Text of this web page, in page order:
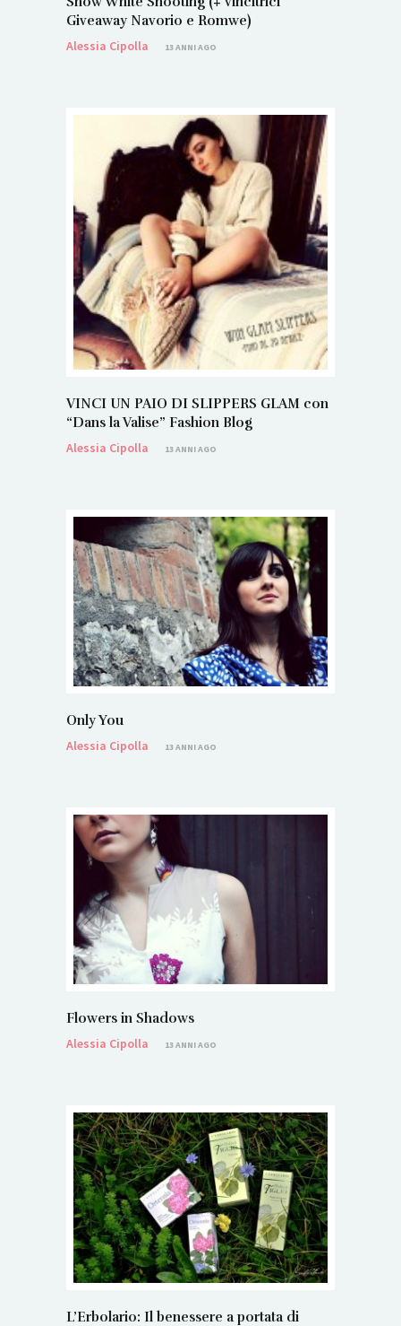
Giveaway Navorio e Romwe)
Alessia Cipolla
13 ANNI AGO
VINCI UN PAIO DI SLIPPERS GLAM con
“Dans la Valise” Fashion Blog
Alessia Cipolla
13 ANNI AGO
Only You
Alessia Cipolla
13 ANNI AGO
Flowers in Shadows
Alessia Cipolla
13 ANNI AGO
L’Erbolario: Il benessere a portata di